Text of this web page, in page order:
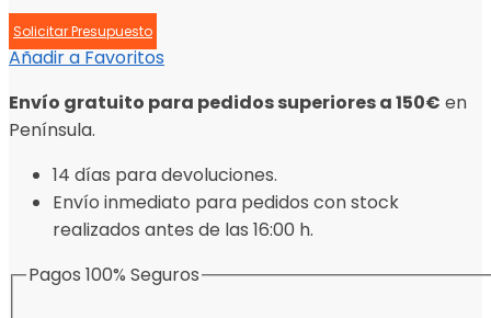
Solicitar Presupuesto
Añadir a Favoritos
Envío gratuito para pedidos superiores a 150€ en
Península.
14 días para devoluciones.
Envío inmediato para pedidos con stock
realizados antes de las 16:00 h.
Pagos 100% Seguros